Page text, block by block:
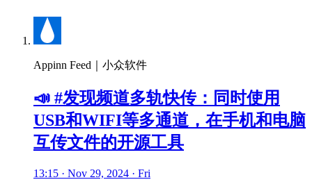
Appinn Feed｜小众软件
📣 #发现频道多轨快传：同时使用
USB和WIFI等多通道，在手机和电脑
互传文件的开源工具
13:15 · Nov 29, 2024 · Fri